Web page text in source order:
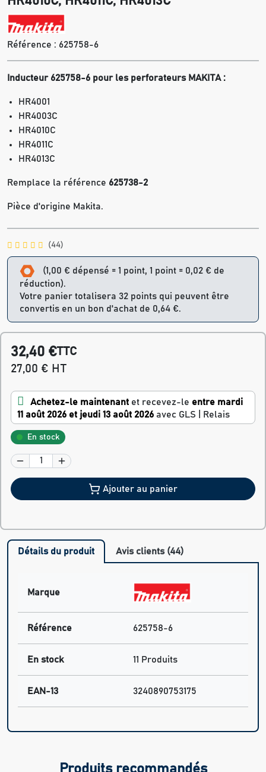
Référence : 625758-6
Inducteur 625758-6 pour les perforateurs MAKITA :
HR4001
HR4003C
HR4010C
HR4011C
HR4013C
Remplace la référence 625738-2
Pièce d'origine Makita.
(44)
(1,00 € dépensé = 1 point, 1 point = 0,02 € de
réduction).
Votre panier totalisera 32 points qui peuvent être
convertis en un bon d'achat de 0,64 €.
32,40 €TTC
27,00 € HT
Achetez-le maintenant et recevez-le entre mardi
11 août 2026 et jeudi 13 août 2026 avec GLS | Relais
En stock
Ajouter au panier
Détails du produit Avis clients (44)
Marque
Référence 625758-6
En stock 11 Produits
EAN-13 3240890753175